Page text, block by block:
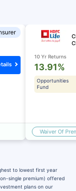
Waiver Of
10 Yr Returns
13.91%
Opportunities
Fund
to lowest first year
single premium) offered
plans on our